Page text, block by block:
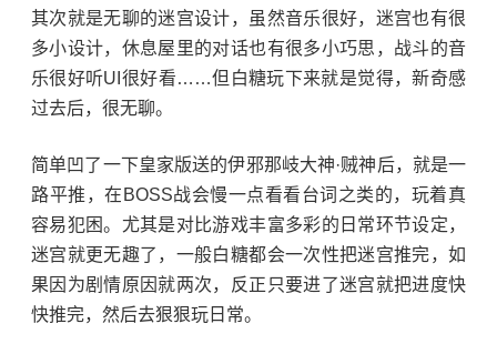
其次就是无聊的迷宫设计，虽然音乐很好，迷宫也有很
多小设计，休息屋里的对话也有很多小巧思，战斗的音
乐很好听UI很好看……但白糖玩下来就是觉得，新奇感
过去后，很无聊。
简单凹了一下皇家版送的伊邪那岐大神·贼神后，就是一
路平推，在BOSS战会慢一点看看台词之类的，玩着真
容易犯困。尤其是对比游戏丰富多彩的日常环节设定，
迷宫就更无趣了，一般白糖都会一次性把迷宫推完，如
果因为剧情原因就两次，反正只要进了迷宫就把进度快
快推完，然后去狠狠玩日常。